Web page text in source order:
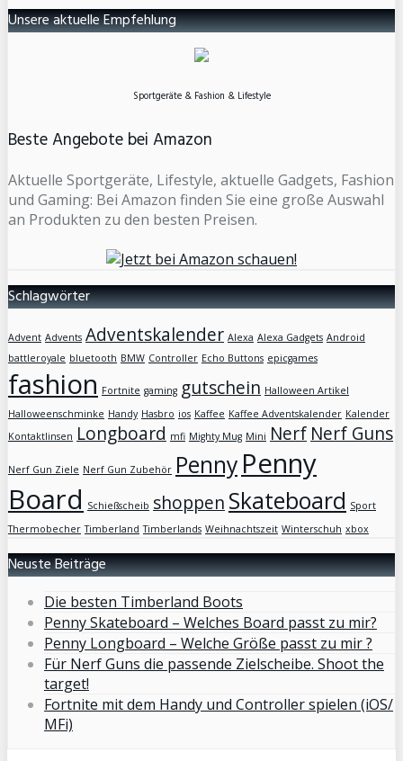
Unsere aktuelle Empfehlung
Sportgeräte & Fashion & Lifestyle
Beste Angebote bei Amazon
Aktuelle Sportgeräte, Lifestyle, aktuelle Gadgets, Fashion
und Gaming: Bei Amazon finden Sie eine große Auswahl
an Produkten zu den besten Preisen.
Schlagwörter
Advent Advents Adventskalender Alexa Alexa Gadgets Android
battleroyale bluetooth BMW Controller Echo Buttons epicgames
fashion Fortnite gaming gutschein Halloween Artikel
Halloweenschminke Handy Hasbro ios Kaffee Kaffee Adventskalender Kalender
Kontaktlinsen Longboard mfi Mighty Mug Mini Nerf Nerf Guns
Nerf Gun Ziele Nerf Gun Zubehör Penny Penny
Board Schießscheib shoppen Skateboard Sport
Thermobecher Timberland Timberlands Weihnachtszeit Winterschuh xbox
Neuste Beiträge
Die besten Timberland Boots
Penny Skateboard – Welches Board passt zu mir?
Penny Longboard – Welche Größe passt zu mir ?
Für Nerf Guns die passende Zielscheibe. Shoot the
target!
Fortnite mit dem Handy und Controller spielen (iOS/
MFi)